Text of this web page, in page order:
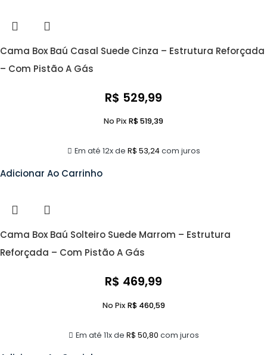
Cama Box Baú Casal Suede Cinza – Estrutura Reforçada
– Com Pistão A Gás
R$ 529,99
Em até 12x de R$ 53,24com juros
No Pix R$519,39
Adicionar Ao Carrinho
Cama Box Baú Solteiro Suede Marrom – Estrutura
Reforçada – Com Pistão A Gás
R$ 469,99
Em até 11x de R$ 50,80 com juros
No Pix R$460,59